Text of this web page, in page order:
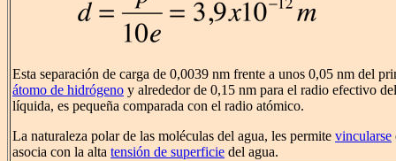
Esta separación de carga de 0,0039 nm frente a unos 0,05 nm del
átomo de hidrógeno y alrededor de 0,15 nm para el radio efectivo
líquida, es pequeña comparada con el radio atómico.
La naturaleza polar de las moléculas del agua, les permite vincularse
asocia con la alta tensión de superficie del agua.